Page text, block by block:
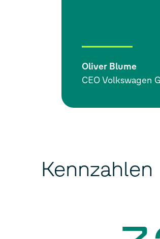
Oliver Blume
CEO Volkswagen
Kennzahlen